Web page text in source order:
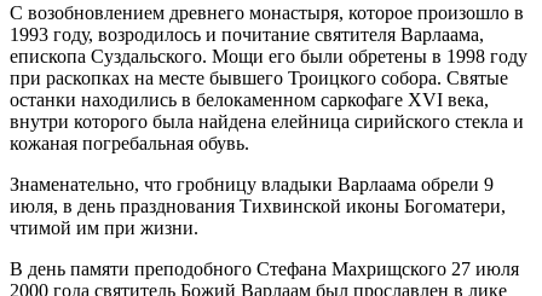
С возобновлением древнего монастыря, которое произошло в
1993 году, возродилось и почитание святителя Варлаама,
епископа Суздальского. Мощи его были обретены в 1998 году
при раскопках на месте бывшего Троицкого собора. Святые
останки находились в белокаменном саркофаге XVI века,
внутри которого была найдена елейница сирийского стекла и
кожаная погребальная обувь.
Знаменательно, что гробницу владыки Варлаама обрели 9
июля, в день празднования Тихвинской иконы Богоматери,
чтимой им при жизни.
В день памяти преподобного Стефана Махрищского 27 июля
2000 года святитель Божий Варлаам был прославлен в лике